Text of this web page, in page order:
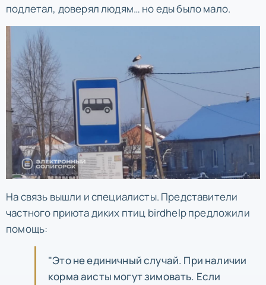
подлетал, доверял людям… но еды было мало.
На связь вышли и специалисты. Представители
частного приюта диких птиц birdhelp предложили
помощь:
"Это не единичный случай. При наличии
корма аисты могут зимовать. Если